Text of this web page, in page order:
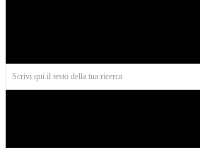
Scrivi qui il testo della tua ricerca